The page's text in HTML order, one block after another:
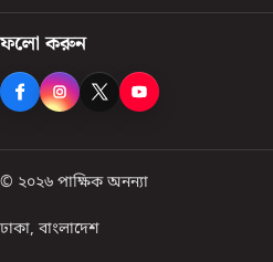
ফলো করুন
© ২০২৬ পাক্ষিক অনন্যা
ঢাকা, বাংলাদেশ